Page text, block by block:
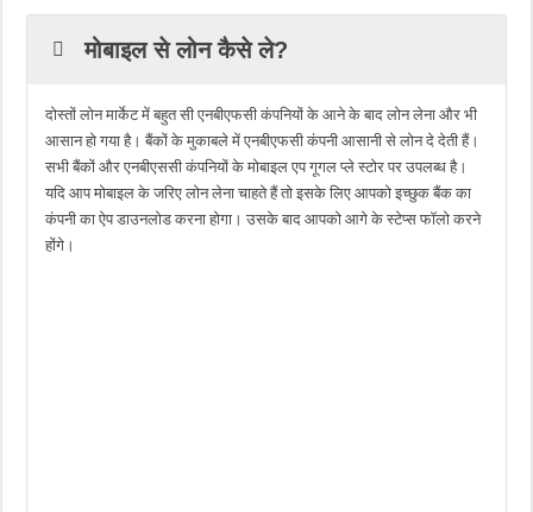
मोबाइल से लोन कैसे ले?
दोस्तों लोन मार्केट में बहुत सी एनबीएफसी कंपनियों के आने के बाद लोन लेना और भी
आसान हो गया है। बैंकों के मुकाबले में एनबीएफसी कंपनी आसानी से लोन दे देती हैं।
सभी बैंकों और एनबीएससी कंपनियों के मोबाइल एप गूगल प्ले स्टोर पर उपलब्ध है।
यदि आप मोबाइल के जरिए लोन लेना चाहते हैं तो इसके लिए आपको इच्छुक बैंक का
कंपनी का ऐप डाउनलोड करना होगा। उसके बाद आपको आगे के स्टेप्स फॉलो करने
होंगे।